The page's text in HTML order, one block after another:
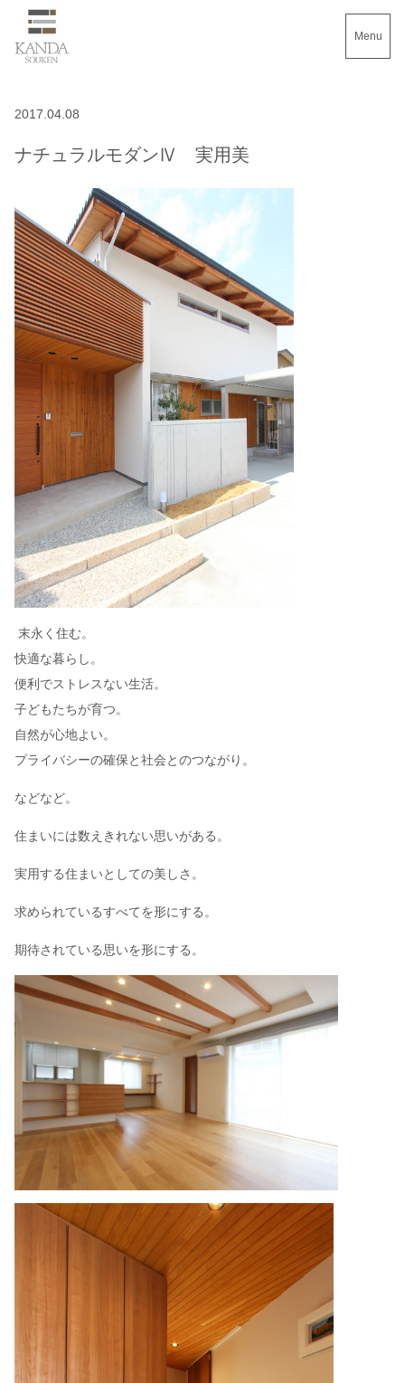
Menu
2017.04.08
ナチュラルモダンⅣ 実用美
末永く住む。
快適な暮らし。
便利でストレスない生活。
子どもたちが育つ。
自然が心地よい。
プライバシーの確保と社会とのつながり。
などなど。
住まいには数えきれない思いがある。
実用する住まいとしての美しさ。
求められているすべてを形にする。
期待されている思いを形にする。